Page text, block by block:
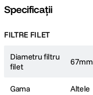
Specificații
FILTRE FILET
Diametru filtru
filet
67mm
Gama Altele